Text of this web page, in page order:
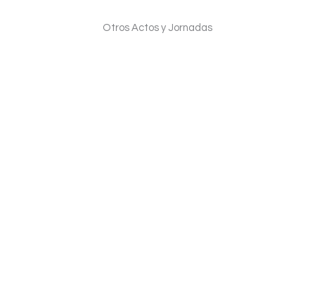
Otros Actos y Jornadas